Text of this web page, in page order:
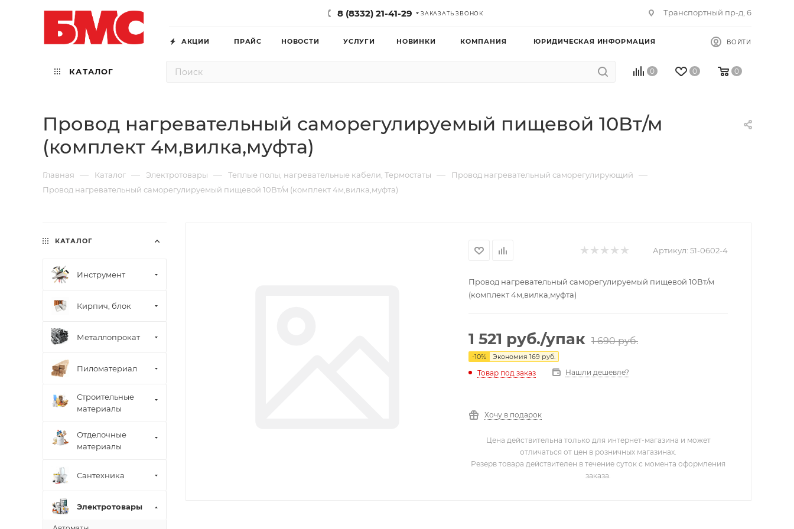
8 (8332) 21-41-29 ЗАКАЗАТЬ ЗВОНОК Транспортный пр-д, 6
АКЦИИ ПРАЙС НОВОСТИ УСЛУГИ НОВИНКИ КОМПАНИЯ ЮРИДИЧЕСКАЯ ИНФОРМАЦИЯ ВОЙТИ
КАТАЛОГ 0 0 0
Провод нагревательный саморегулируемый пищевой 10Вт/м
(комплект 4м,вилка,муфта)
Главная — Каталог — Электротовары — Теплые полы, нагревательные кабели, Термостаты — Провод нагревательный саморегулирующий —
Провод нагревательный саморегулируемый пищевой 10Вт/м (комплект 4м,вилка,муфта)
Артикул: 51-0602-4
Провод нагревательный саморегулируемый пищевой 10Вт/м
(комплект 4м,вилка,муфта)
1 521 руб./упак 1 690руб.
-10% Экономия 169 руб.
Товар под заказ Нашли дешевле?
Хочу в подарок
Цена действительна только для интернет-магазина и может
отличаться от цен в розничных магазинах.
Резерв товара действителен в течение суток с момента оформления
заказа.
КАТАЛОГ
Инструмент
Кирпич, блок
Металлопрокат
Пиломатериал
Строительные
материалы
Отделочные
материалы
Сантехника
Электротовары